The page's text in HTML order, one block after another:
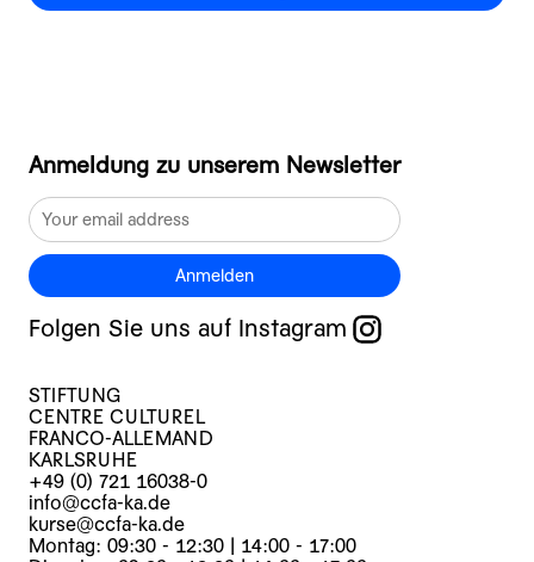
Anmeldung zu unserem Newsletter
Anmelden
Folgen Sie uns auf Instagram
STIFTUNG
CENTRE CULTUREL
FRANCO-ALLEMAND
KARLSRUHE
+49 (0) 721 16038-0
info@ccfa-ka.de
kurse@ccfa-ka.de
Montag: 09:30 - 12:30 | 14:00 - 17:00